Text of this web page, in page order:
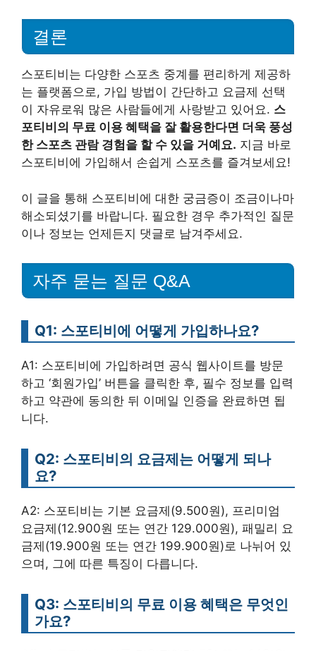
결론
스포티비는 다양한 스포츠 중계를 편리하게 제공하
는 플랫폼으로, 가입 방법이 간단하고 요금제 선택
이 자유로워 많은 사람들에게 사랑받고 있어요. 스
포티비의 무료 이용 혜택을 잘 활용한다면 더욱 풍성
한 스포츠 관람 경험을 할 수 있을 거예요. 지금 바로
스포티비에 가입해서 손쉽게 스포츠를 즐겨보세요!
이 글을 통해 스포티비에 대한 궁금증이 조금이나마
해소되셨기를 바랍니다. 필요한 경우 추가적인 질문
이나 정보는 언제든지 댓글로 남겨주세요.
자주 묻는 질문 Q&A
Q1: 스포티비에 어떻게 가입하나요?
A1: 스포티비에 가입하려면 공식 웹사이트를 방문
하고 ‘회원가입’ 버튼을 클릭한 후, 필수 정보를 입력
하고 약관에 동의한 뒤 이메일 인증을 완료하면 됩
니다.
Q2: 스포티비의 요금제는 어떻게 되나
요?
A2: 스포티비는 기본 요금제(9.500원), 프리미엄
요금제(12.900원 또는 연간 129.000원), 패밀리 요
금제(19.900원 또는 연간 199.900원)로 나뉘어 있
으며, 그에 따른 특징이 다릅니다.
Q3: 스포티비의 무료 이용 혜택은 무엇인
가요?